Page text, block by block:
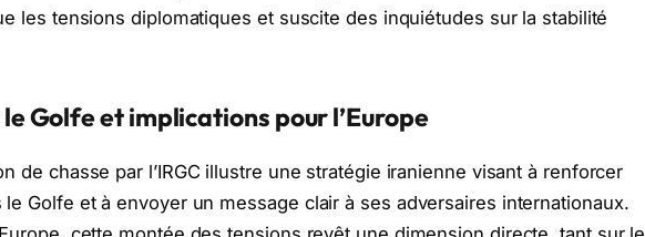
les tensions diplomatiques et suscite des inquiétudes sur la stabilité
Golfe et implications pour l’Europe
de chasse par l’IRGC illustre une stratégie iranienne visant à renforcer
Golfe et à envoyer un message clair à ses adversaires internationaux.